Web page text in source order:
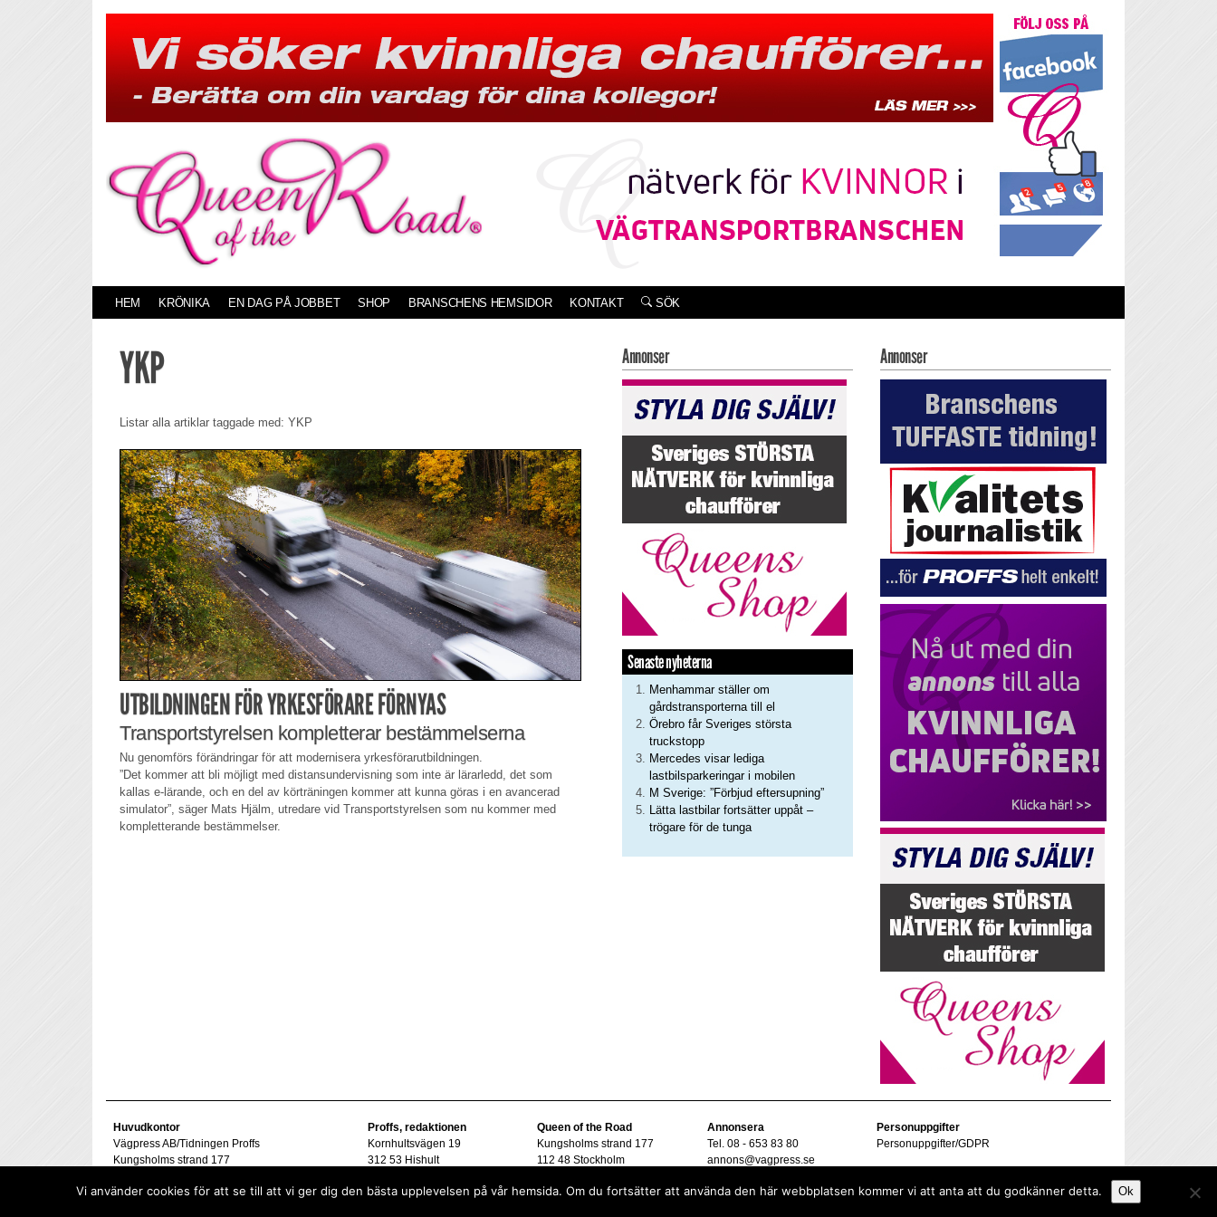
HEM KRÖNIKA EN DAG PÅ JOBBET SHOP BRANSCHENS HEMSIDOR KONTAKT SÖK
YKP
Listar alla artiklar taggade med: YKP
UTBILDNINGEN FÖR YRKESFÖRARE FÖRNYAS
Transportstyrelsen kompletterar bestämmelserna
Nu genomförs förändringar för att modernisera yrkesförarutbildningen.
”Det kommer att bli möjligt med distansundervisning som inte är lärarledd, det som
kallas e-lärande, och en del av körträningen kommer att kunna göras i en avancerad
simulator”, säger Mats Hjälm, utredare vid Transportstyrelsen som nu kommer med
kompletterande bestämmelser.
Annonser
Senaste nyheterna
Menhammar ställer om
gårdstransporterna till el
Örebro får Sveriges största
truckstopp
Mercedes visar lediga
lastbilsparkeringar i mobilen
M Sverige: ”Förbjud eftersupning”
Lätta lastbilar fortsätter uppåt –
trögare för de tunga
Annonser
Huvudkontor
Vägpress AB/Tidningen Proffs
Kungsholms strand 177
Proffs, redaktionen
Kornhultsvägen 19
312 53 Hishult
goran@vagpress.se
Queen of the Road
Kungsholms strand 177
112 48 Stockholm
Annonsera
Tel. 08 - 653 83 80
annons@vagpress.se
Personuppgifter
Personuppgifter/GDPR
Vi använder cookies för att se till att vi ger dig den bästa upplevelsen på vår hemsida. Om du fortsätter att använda den här webbplatsen kommer vi att anta att du godkänner detta. Ok